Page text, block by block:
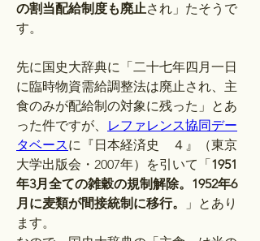
の割当配給制度も廃止され」たそうで
す。
先に国史大辞典に「二十七年四月一日
に臨時物資需給調整法は廃止され、主
食のみが配給制の対象に残った」とあ
った件ですが、
レファレンス協同デー
タベースに『日本経済史　４』（東京
大学出版会・2007年）を引いて「 1951
年3月全ての雑穀の規制解除。1952年6
月に麦類が間接統制に移行。
」とあり
ます。